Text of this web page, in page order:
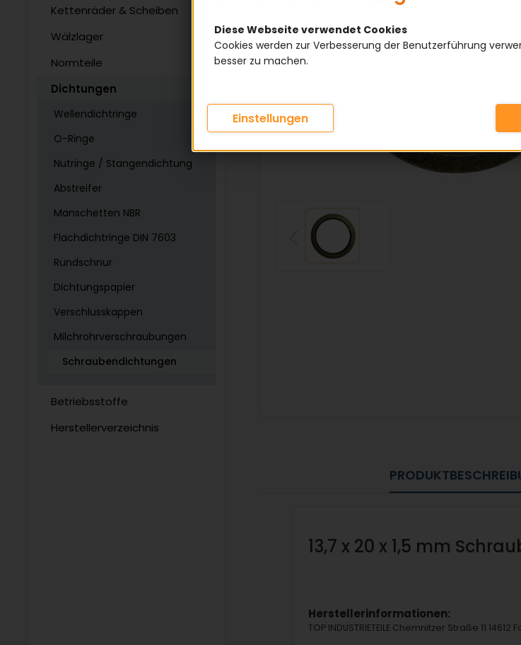
Kettenräder & Scheiben
Wälzlager
Normteile
Dichtungen
Wellendichtringe
O-Ringe
Nutringe / Stangendichtung
Abstreifer
Manschetten NBR
Flachdichtringe DIN 7603
Rundschnur
Dichtungspapier
Verschlusskappen
Milchrohrverschraubungen
Schraubendichtungen
Betriebsstoffe
Herstellerverzeichnis
13,7 x 20 x 1,5 mm
Herstellerinformationen:
TOP INDUSTRIETEILE Chemnitzer Straße 11
Diese Webseite verwendet Cookies
Cookies werden zur Verbesserung der Benutzerführung
besser zu machen.
Einstellungen